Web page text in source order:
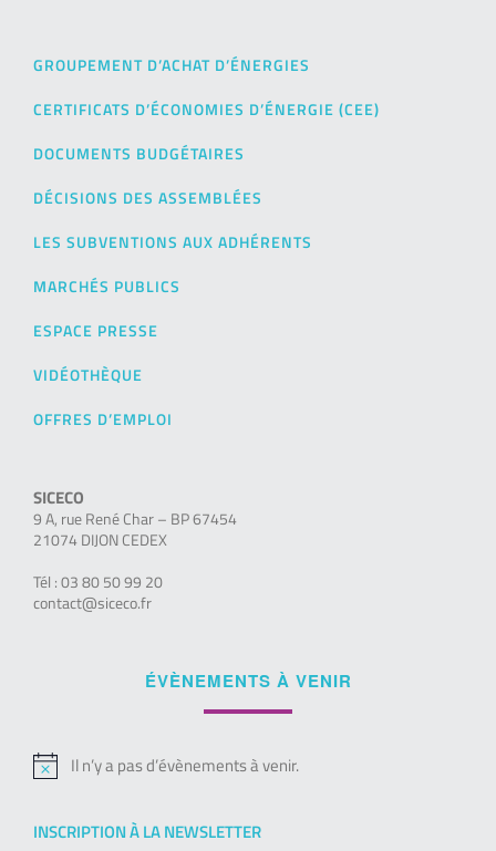
GROUPEMENT D’ACHAT D’ÉNERGIES
CERTIFICATS D’ÉCONOMIES D’ÉNERGIE (CEE)
DOCUMENTS BUDGÉTAIRES
DÉCISIONS DES ASSEMBLÉES
LES SUBVENTIONS AUX ADHÉRENTS
MARCHÉS PUBLICS
ESPACE PRESSE
VIDÉOTHÈQUE
OFFRES D’EMPLOI
SICECO
9 A, rue René Char – BP 67454
21074 DIJON CEDEX
Tél : 03 80 50 99 20
contact@siceco.fr
ÉVÈNEMENTS À VENIR
Notice
Il n’y a pas d’évènements à venir.
INSCRIPTION À LA NEWSLETTER